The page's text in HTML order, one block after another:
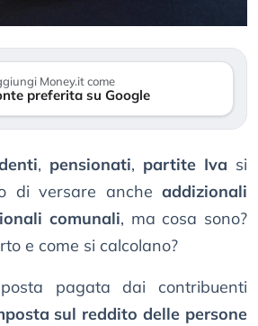
Money.it come
preferita su Google
, pensionati, partite Iva si
di versare anche addizionali
comunali, ma cosa sono?
e come si calcolano?
pagata dai contribuenti
sul reddito delle persone